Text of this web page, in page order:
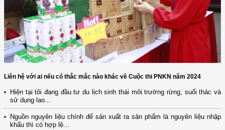
Liên hệ với ai nếu có thắc mắc nào khác về Cuộc thi PNKN năm 2024
Hiện tại tôi đang đầu tư du lịch sinh thái môi trường rừng, suối thác và
sử dụng lao...
Nguồn nguyên liệu chính để sản xuất ra sản phẩm là nguyên liệu nhập
khẩu thì có hợp lệ...